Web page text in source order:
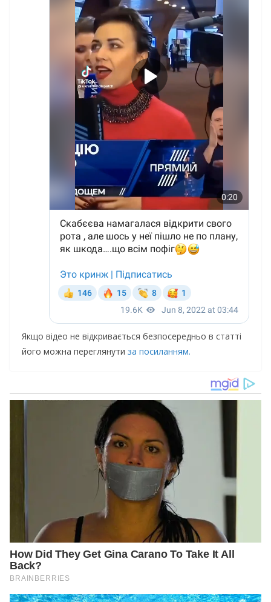
Якщо відео не відкривається безпосередньо в статті
його можна переглянути за посиланням.